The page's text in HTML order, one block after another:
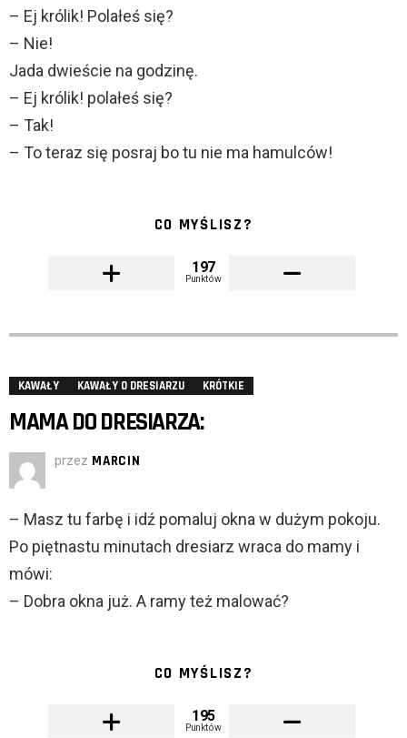
– Ej królik! Polałeś się?
– Nie!
Jada dwieście na godzinę.
– Ej królik! polałeś się?
– Tak!
– To teraz się posraj bo tu nie ma hamulców!
CO MYŚLISZ?
197
Punktów
KAWAŁY KAWAŁY O DRESIARZU KRÓTKIE
MAMA DO DRESIARZA:
przez MARCIN
– Masz tu farbę i idź pomaluj okna w dużym pokoju.
Po piętnastu minutach dresiarz wraca do mamy i
mówi:
– Dobra okna już. A ramy też malować?
CO MYŚLISZ?
195
Punktów